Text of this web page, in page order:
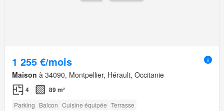
1 255 €/mois
Maison à 34090, Montpellier, Hérault, Occitanie
4 89 m²
Parking Balcon Cuisine équipée Terrasse